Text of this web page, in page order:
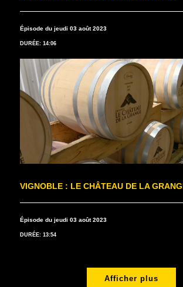
Épisode du jeudi 03 août 2023
DURÉE: 14:06
VIGNOBLE : LE CHÂTEAU DE LA
Épisode du jeudi 03 août 2023
DURÉE: 13:54
Afficher plus